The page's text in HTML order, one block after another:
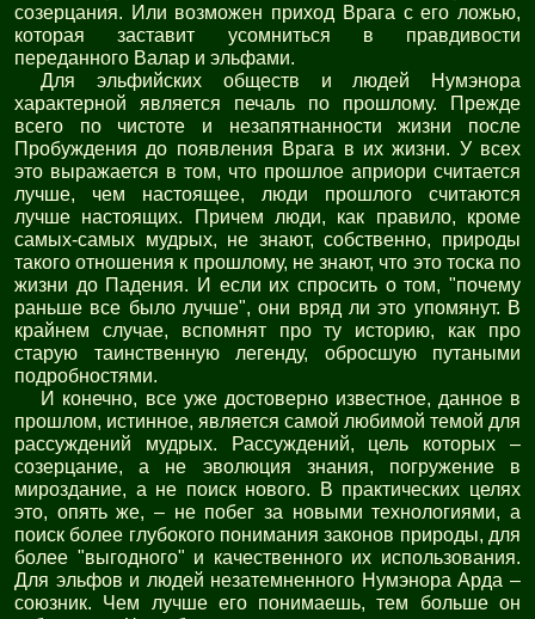
созерцания. Или возможен приход Врага с его ложью,
которая заставит усомниться в правдивости
переданного Валар и эльфами.
Для эльфийских обществ и людей Нумэнора
характерной является печаль по прошлому. Прежде
всего по чистоте и незапятнанности жизни после
Пробуждения до появления Врага в их жизни. У всех
это выражается в том, что прошлое априори считается
лучше, чем настоящее, люди прошлого считаются
лучше настоящих. Причем люди, как правило, кроме
самых-самых мудрых, не знают, собственно, природы
такого отношения к прошлому, не знают, что это тоска по
жизни до Падения. И если их спросить о том, "почему
раньше все было лучше", они вряд ли это упомянут. В
крайнем случае, вспомнят про ту историю, как про
старую таинственную легенду, обросшую путаными
подробностями.
И конечно, все уже достоверно известное, данное в
прошлом, истинное, является самой любимой темой для
рассуждений мудрых. Рассуждений, цель которых –
созерцание, а не эволюция знания, погружение в
мироздание, а не поиск нового. В практических целях
это, опять же, – не побег за новыми технологиями, а
поиск более глубокого понимания законов природы, для
более "выгодного" и качественного их использования.
Для эльфов и людей незатемненного Нумэнора Арда –
союзник. Чем лучше его понимаешь, тем больше он